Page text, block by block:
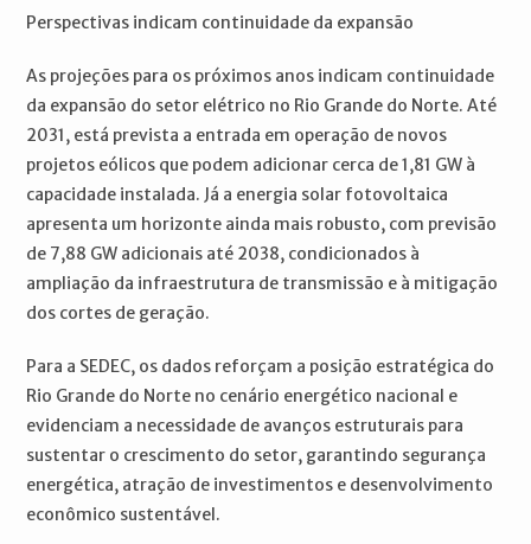
Perspectivas indicam continuidade da expansão
As projeções para os próximos anos indicam continuidade
da expansão do setor elétrico no Rio Grande do Norte. Até
2031, está prevista a entrada em operação de novos
projetos eólicos que podem adicionar cerca de 1,81 GW à
capacidade instalada. Já a energia solar fotovoltaica
apresenta um horizonte ainda mais robusto, com previsão
de 7,88 GW adicionais até 2038, condicionados à
ampliação da infraestrutura de transmissão e à mitigação
dos cortes de geração.
Para a SEDEC, os dados reforçam a posição estratégica do
Rio Grande do Norte no cenário energético nacional e
evidenciam a necessidade de avanços estruturais para
sustentar o crescimento do setor, garantindo segurança
energética, atração de investimentos e desenvolvimento
econômico sustentável.